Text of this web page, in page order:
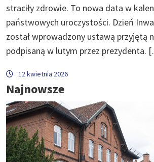
straciły zdrowie. To nowa data w
państwowych uroczystości. Dzień
został wprowadzony ustawą przyjętą
podpisaną w lutym przez prezydenta.
12 kwietnia 2026
Najnowsze